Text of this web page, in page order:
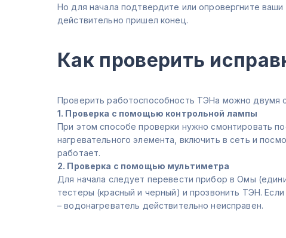
Но для начала подтвердите или опровергните
действительно пришел конец.
Как проверить
Проверить работоспособность ТЭНа можно двумя
1. Проверка с помощью контрольной лампы
При этом способе проверки нужно смонтировать
нагревательного элемента, включить в сеть и
работает.
2. Проверка с помощью мультиметра
Для начала следует перевести прибор в Омы
тестеры (красный и черный) и прозвонить ТЭН.
– водонагреватель действительно неисправен.